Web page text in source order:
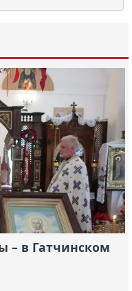
– в Гатчинском